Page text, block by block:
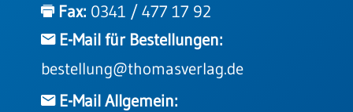
Fax: 0341 / 477 17 92
E-Mail für Bestellungen:
bestellung@thomasverlag.de
E-Mail Allgemein: